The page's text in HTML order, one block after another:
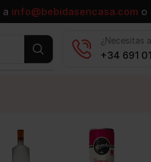
a info@bebidasencasa.com o
¿Necesitas
+34 691